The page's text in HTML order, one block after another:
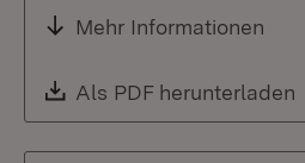
Mehr Informationen
Download:
Als PDF herunterladen